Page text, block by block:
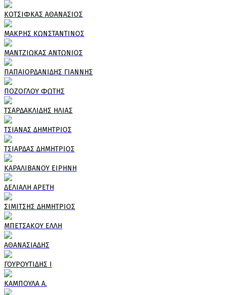
ΚΟΤΣΙΦΚΑΣ ΑΘΑΝΑΣΙΟΣ
ΜΑΚΡΗΣ ΚΩΝΣΤΑΝΤΙΝΟΣ
ΜΑΝΤΖΙΩΚΑΣ ΑΝΤΩΝΙΟΣ
ΠΑΠΑΙΟΡΔΑΝΙΔΗΣ ΓΙΑΝΝΗΣ
ΠΟΖΟΓΛΟΥ ΦΩΤΗΣ
ΤΣΑΡΔΑΚΛΙΔΗΣ ΗΛΙΑΣ
ΤΣΙΑΝΑΣ ΔΗΜΗΤΡΙΟΣ
ΤΣΙΑΡΔΑΣ ΔΗΜΗΤΡΙΟΣ
ΚΑΡΑΛΙΒΑΝΟΥ ΕΙΡΗΝΗ
ΔΕΛΙΑΛΗ ΑΡΕΤΗ
ΣΙΜΙΤΣΗΣ ΔΗΜΗΤΡΙΟΣ
ΜΠΕΤΣΑΚΟΥ ΕΛΛΗ
ΑΘΑΝΑΣΙΑΔΗΣ
ΓΟΥΡΟΥΤΙΔΗΣ Ι
ΚΑΜΠΟΥΛΑ Α.